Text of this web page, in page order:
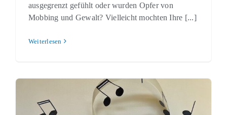
ausgegrenzt gefühlt oder wurden Opfer von
Mobbing und Gewalt? Vielleicht mochten Ihre [...]
Weiterlesen